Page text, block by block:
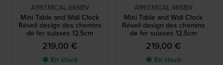
A997.MCAL.66SBV
Mini Table and Wall Clock
Réveil design des chemins
de fer suisses 12.5cm
219,00 €
● En stock
A997.MCAL.46SBV
Mini Table and Wall Clock
Réveil design des chemins
de fer suisses 12.5cm
219,00 €
● En stock